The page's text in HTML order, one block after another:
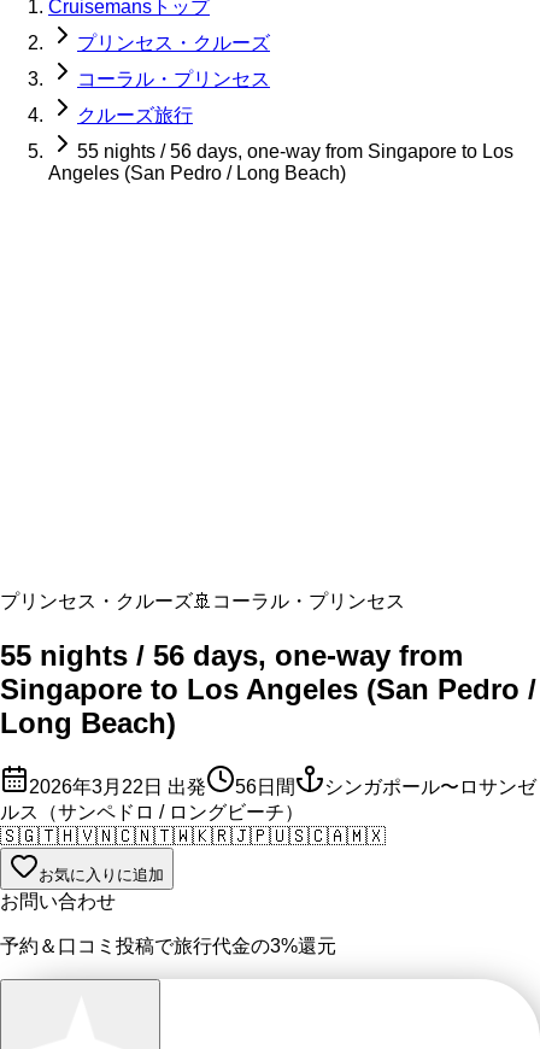
Cruisemansトップ
プリンセス・クルーズ
コーラル・プリンセス
クルーズ旅行
55 nights / 56 days, one-way from Singapore to Los
Angeles (San Pedro / Long Beach)
プリンセス・クルーズ🚢 コーラル・プリンセス
55 nights / 56 days, one-way from
Singapore to Los Angeles (San Pedro /
Long Beach)
2026年3月22日 出発 56日間
シンガポール〜ロサンゼ
ルス（サンペドロ / ロングビーチ）
🇸🇬🇹🇭🇻🇳🇨🇳🇹🇼🇰🇷🇯🇵🇺🇸🇨🇦🇲🇽
お気に入りに追加
お問い合わせ
予約＆口コミ投稿で旅行代金の3%還元